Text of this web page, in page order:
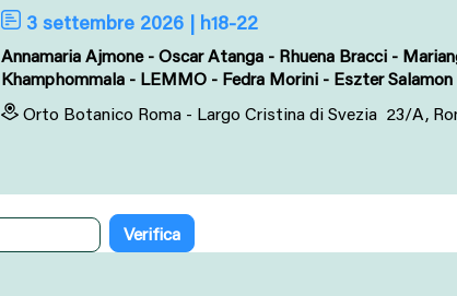
3 settembre 2026 | h18-22
Annamaria Ajmone - Oscar Atanga - Rhuena Bracci -
Khamphommala - LEMMO - Fedra Morini - Eszter Salamon
Orto Botanico Roma - Largo Cristina di Svezia 23/A,